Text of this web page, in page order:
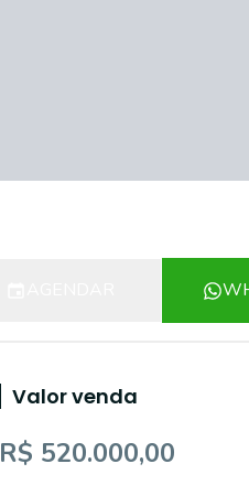
Valor venda
R$ 520.000,00